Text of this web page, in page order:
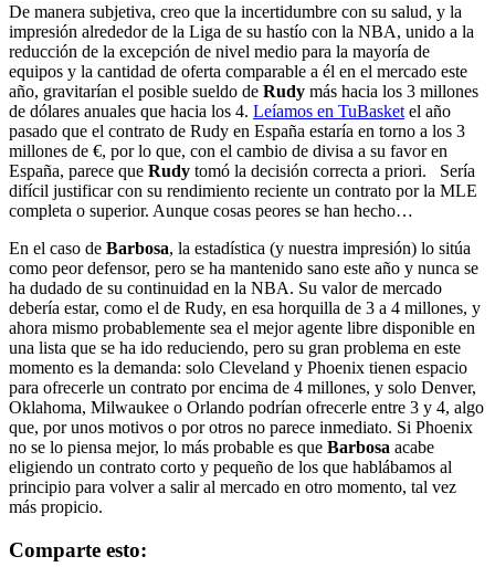
De manera subjetiva, creo que la incertidumbre con su salud, y la
impresión alrededor de la Liga de su hastío con la NBA, unido a la
reducción de la excepción de nivel medio para la mayoría de
equipos y la cantidad de oferta comparable a él en el mercado este
año, gravitarían el posible sueldo de Rudy más hacia los 3 millones
de dólares anuales que hacia los 4. Leíamos en TuBasket el año
pasado que el contrato de Rudy en España estaría en torno a los 3
millones de €, por lo que, con el cambio de divisa a su favor en
España, parece que Rudy tomó la decisión correcta a priori. Sería
difícil justificar con su rendimiento reciente un contrato por la MLE
completa o superior. Aunque cosas peores se han hecho…
En el caso de Barbosa, la estadística (y nuestra impresión) lo sitúa
como peor defensor, pero se ha mantenido sano este año y nunca se
ha dudado de su continuidad en la NBA. Su valor de mercado
debería estar, como el de Rudy, en esa horquilla de 3 a 4 millones, y
ahora mismo probablemente sea el mejor agente libre disponible en
una lista que se ha ido reduciendo, pero su gran problema en este
momento es la demanda: solo Cleveland y Phoenix tienen espacio
para ofrecerle un contrato por encima de 4 millones, y solo Denver,
Oklahoma, Milwaukee o Orlando podrían ofrecerle entre 3 y 4, algo
que, por unos motivos o por otros no parece inmediato. Si Phoenix
no se lo piensa mejor, lo más probable es que Barbosa acabe
eligiendo un contrato corto y pequeño de los que hablábamos al
principio para volver a salir al mercado en otro momento, tal vez
más propicio.
Comparte esto: